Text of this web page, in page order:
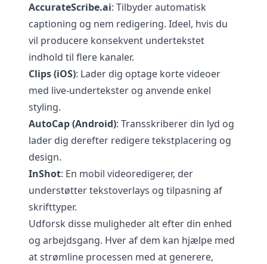
AccurateScribe.ai: Tilbyder automatisk
captioning og nem redigering. Ideel, hvis du
vil producere konsekvent undertekstet
indhold til flere kanaler.
Clips (iOS): Lader dig optage korte videoer
med live-undertekster og anvende enkel
styling.
AutoCap (Android): Transskriberer din lyd og
lader dig derefter redigere tekstplacering og
design.
InShot: En mobil videoredigerer, der
understøtter tekstoverlays og tilpasning af
skrifttyper.
Udforsk disse muligheder alt efter din enhed
og arbejdsgang. Hver af dem kan hjælpe med
at strømline processen med at generere,